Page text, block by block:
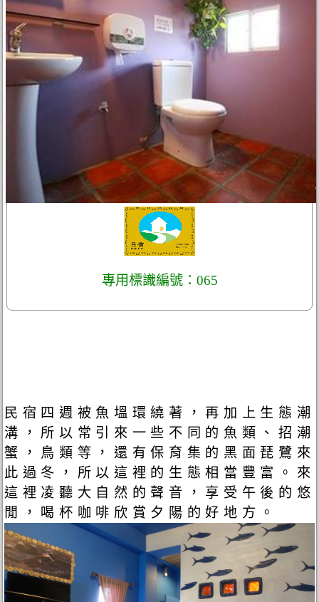
專用標識編號：065
民宿四週被魚塭環繞著，再加上生態潮
溝，所以常引來一些不同的魚類、招潮
蟹，鳥類等，還有保育集的黑面琵鷺來
此過冬，所以這裡的生態相當豐富。來
這裡凌聽大自然的聲音，享受午後的悠
閒，喝杯咖啡欣賞夕陽的好地方。